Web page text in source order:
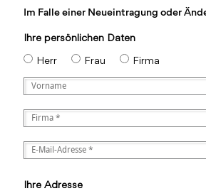
Im Falle einer Neueintragung oder
Ihre persönlichen Daten
Herr
Frau Firma
Ihre Adresse